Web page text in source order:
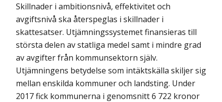
Skillnader i ambitionsnivå, effektivitet och
avgiftsnivå ska återspeglas i skillnader i
skattesatser. Utjämningssystemet finansieras till
största delen av statliga medel samt i mindre grad
av avgifter från kommunsektorn själv.
Utjämningens betydelse som intäktskälla skiljer sig
mellan enskilda kommuner och landsting. Under
2017 fick kommunerna i genomsnitt 6 722 kronor